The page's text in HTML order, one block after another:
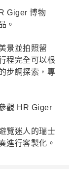
Giger 博物
。
景並拍照留
程完全可以根
步調探索，專
觀 HR Giger
覽迷人的瑞士
進行客製化。